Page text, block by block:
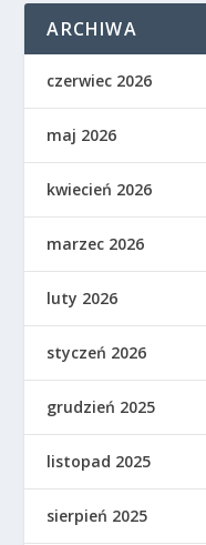
ARCHIWA
czerwiec 2026
maj 2026
kwiecień 2026
marzec 2026
luty 2026
styczeń 2026
grudzień 2025
listopad 2025
sierpień 2025